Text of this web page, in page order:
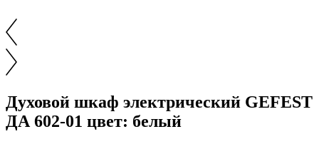
Духовой шкаф электрический GEFEST
ДА 602-01 цвет: белый